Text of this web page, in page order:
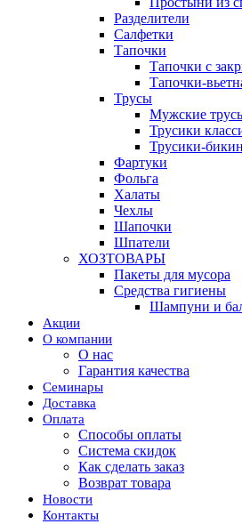
Разделители
Салфетки
Тапочки
Тапочки с
Тапочки-
Трусы
Мужские
Трусики
Трусики-
Фартуки
Фольга
Халаты
Чехлы
Шапочки
Шпатели
ХОЗТОВАРЫ
Пакеты для мусора
Средства гигиены
Шампуни и
Акции
О компании
О нас
Гарантия качества
Семинары
Доставка
Оплата
Способы оплаты
Система скидок
Как сделать заказ
Возврат товара
Новости
Контакты